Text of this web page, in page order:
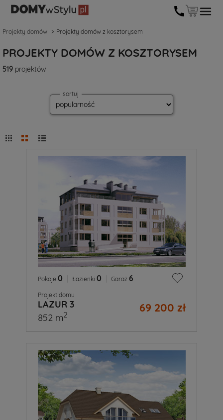
Projekty domów Projekty domów z kosztorysem
PROJEKTY DOMÓW Z KOSZTORYSEM
519 projektów
sortuj
Pokoje 0 Łazienki 0 Garaż 6
Projekt domu
LAZUR 3 69 200 zł
852 m2